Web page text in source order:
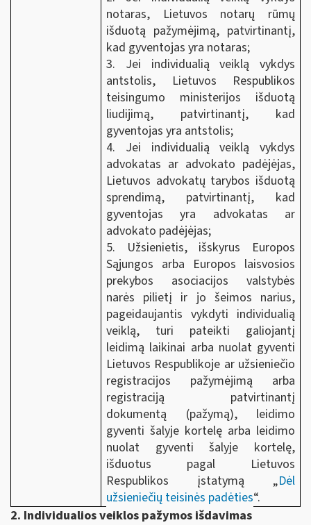
notaras, Lietuvos notarų rūmų
išduotą pažymėjimą, patvirtinantį,
kad gyventojas yra notaras;
3. Jei individualią veiklą vykdys
antstolis, Lietuvos Respublikos
teisingumo ministerijos išduotą
liudijimą, patvirtinantį, kad
gyventojas yra antstolis;
4. Jei individualią veiklą vykdys
advokatas ar advokato padėjėjas,
Lietuvos advokatų tarybos išduotą
sprendimą, patvirtinantį, kad
gyventojas yra advokatas ar
advokato padėjėjas;
5. Užsienietis, išskyrus Europos
Sąjungos arba Europos laisvosios
prekybos asociacijos valstybės
narės pilietį ir jo šeimos narius,
pageidaujantis vykdyti individualią
veiklą, turi pateikti galiojantį
leidimą laikinai arba nuolat gyventi
Lietuvos Respublikoje ar užsieniečio
registracijos pažymėjimą arba
registraciją patvirtinantį
dokumentą (pažymą), leidimo
gyventi šalyje kortelę arba leidimo
nuolat gyventi šalyje kortelę,
išduotus pagal Lietuvos
Respublikos įstatymą „Dėl
užsieniečių teisinės padėties“.
2. Individualios veiklos pažymos išdavimas